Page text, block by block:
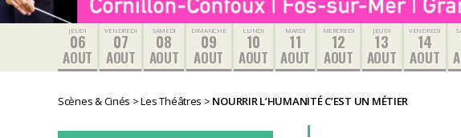
JEUDI
06
AOUT
VENDREDI
07
AOUT
SAMEDI
08
AOUT
DIMANCHE
09
AOUT
LUNDI
10
AOUT
MARDI
11
AOUT
MERCREDI
12
AOUT
JEUDI
13
AOUT
VENDREDI
14
AOUT
Scènes & Cinés >Les Théâtres > NOURRIR L’HUMANITÉ C’EST UN MÉTIER